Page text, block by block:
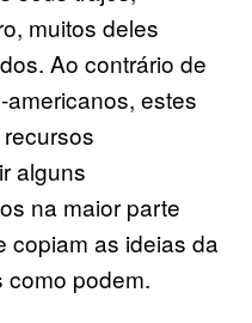
muitos deles
Ao contrário de
estes
alguns
na maior parte
copiam as ideias da
como podem.